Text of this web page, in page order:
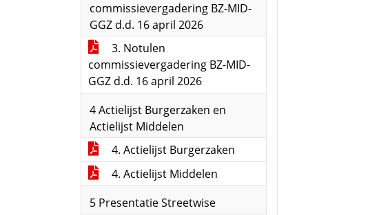
commissievergadering BZ-MID-
GGZ d.d. 16 april 2026
3. Notulen
commissievergadering BZ-MID-
GGZ d.d. 16 april 2026
4 Actielijst Burgerzaken en
Actielijst Middelen
4. Actielijst Burgerzaken
4. Actielijst Middelen
5 Presentatie Streetwise